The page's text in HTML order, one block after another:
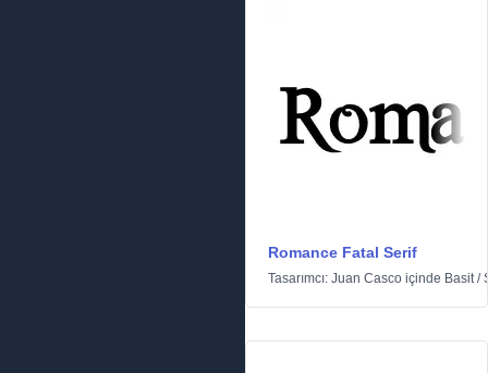
Romance Fatal Serif
Tasarımcı: Juan Casco içinde Basit/